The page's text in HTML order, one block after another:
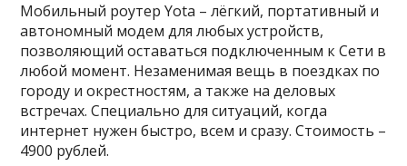
Мобильный роутер Yota – лёгкий, портативный и
автономный модем для любых устройств,
позволяющий оставаться подключенным к Сети в
любой момент. Незаменимая вещь в поездках по
городу и окрестностям, а также на деловых
встречах. Специально для ситуаций, когда
интернет нужен быстро, всем и сразу. Стоимость –
4900 рублей.